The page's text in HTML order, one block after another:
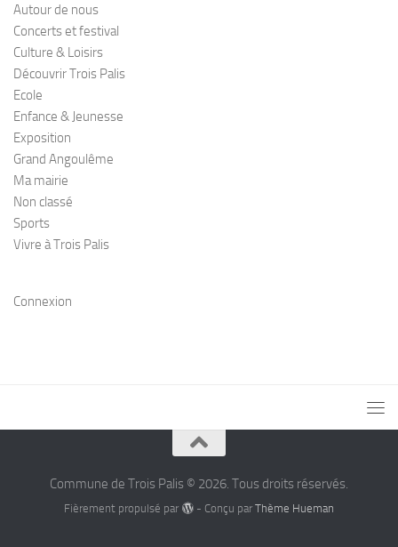
Autour de nous
Concerts et festival
Culture & Loisirs
Découvrir Trois Palis
Ecole
Enfance & Jeunesse
Exposition
Grand Angoulême
Ma mairie
Non classé
Sports
Vivre à Trois Palis
Connexion
Commune de Trois Palis © 2026. Tous droits réservés.
Fièrement propulsé par - Conçu par Thème Hueman